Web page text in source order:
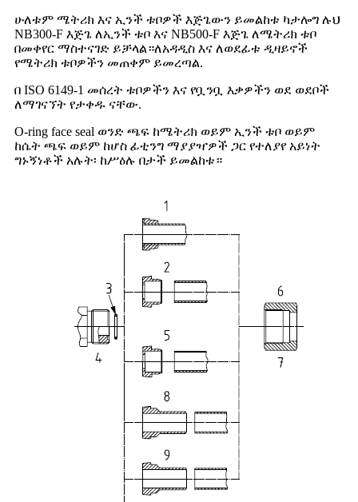
ሁለቱም ሜትሪክ እና ኢንች ቱቦዎች እጅጌውን ይመልከቱ ካታሎግ ሉህ
NB300-F እጅጌ ለኢንች ቱቦ እና NB500-F እጅጌ ለሜትሪክ ቱቦ
በመቀየር ማስተናገድ ይቻላል።ለአዳዲስ እና ለወደፊቱ ዲዛይኖች
የሜትሪክ ቱቦዎችን መጠቀም ይመረጣል.
በ ISO 6149-1 መሰረት ቱቦዎችን እና የቧንቧ እቃዎችን ወደ ወደቦች
ለማገናኘት የታቀዱ ናቸው.
O-ring face seal ወንድ ጫፍ ከሜትሪክ ወይም ኢንች ቱቦ ወይም
ከሴት ጫፍ ወይም ከሆስ ፊቲንግ ማያያዣዎች ጋር የተለያየ አይነት
ግኑኝነቶች አሉት፡ ከሥዕሉ በታች ይመልከቱ።